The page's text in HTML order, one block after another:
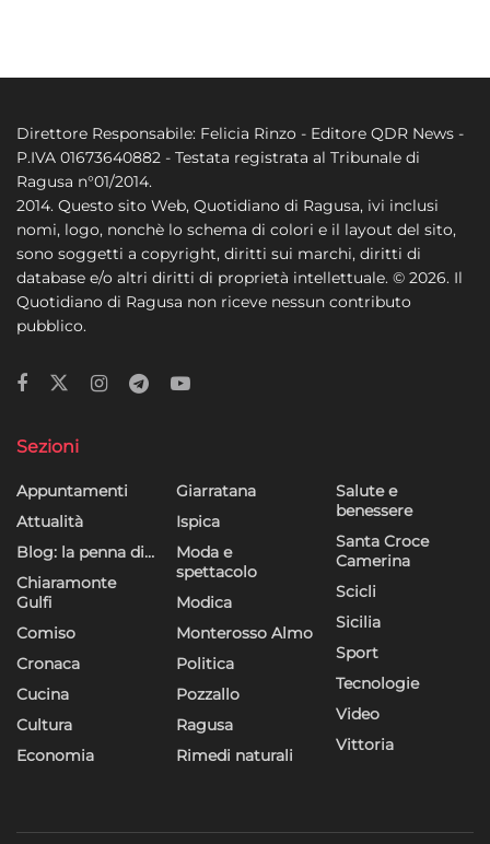
Direttore Responsabile: Felicia Rinzo - Editore QDR News -
P.IVA 01673640882 - Testata registrata al Tribunale di
Ragusa n°01/2014.
2014. Questo sito Web, Quotidiano di Ragusa, ivi inclusi
nomi, logo, nonchè lo schema di colori e il layout del sito,
sono soggetti a copyright, diritti sui marchi, diritti di
database e/o altri diritti di proprietà intellettuale. © 2026. Il
Quotidiano di Ragusa non riceve nessun contributo
pubblico.
Sezioni
Appuntamenti
Attualità
Blog: la penna di…
Chiaramonte
Gulfi
Comiso
Cronaca
Cucina
Cultura
Economia
Giarratana
Ispica
Moda e
spettacolo
Modica
Monterosso Almo
Politica
Pozzallo
Ragusa
Rimedi naturali
Salute e
benessere
Santa Croce
Camerina
Scicli
Sicilia
Sport
Tecnologie
Video
Vittoria